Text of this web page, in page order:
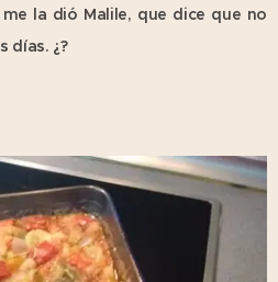
la dió Malile, que dice que no
días. ¿?